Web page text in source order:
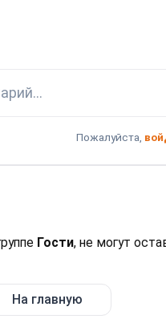
Пожалуйста,
Гости, не могут
На главную